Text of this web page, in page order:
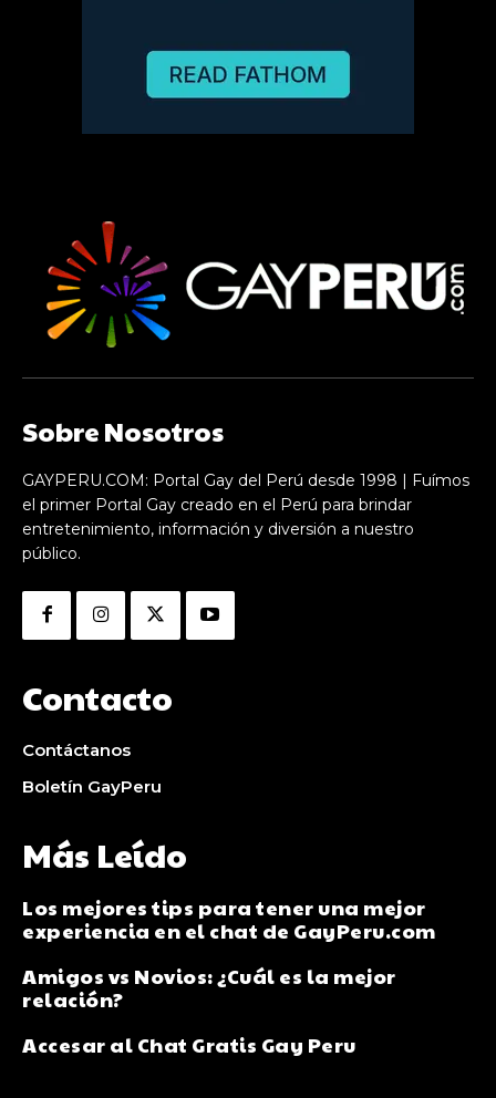
Sobre Nosotros
GAYPERU.COM: Portal Gay del Perú desde 1998 | Fuímos
el primer Portal Gay creado en el Perú para brindar
entretenimiento, información y diversión a nuestro
público.
Contacto
Contáctanos
Boletín GayPeru
Más Leído
Los mejores tips para tener una mejor
experiencia en el chat de GayPeru.com
Amigos vs Novios: ¿Cuál es la mejor
relación?
Accesar al Chat Gratis Gay Peru